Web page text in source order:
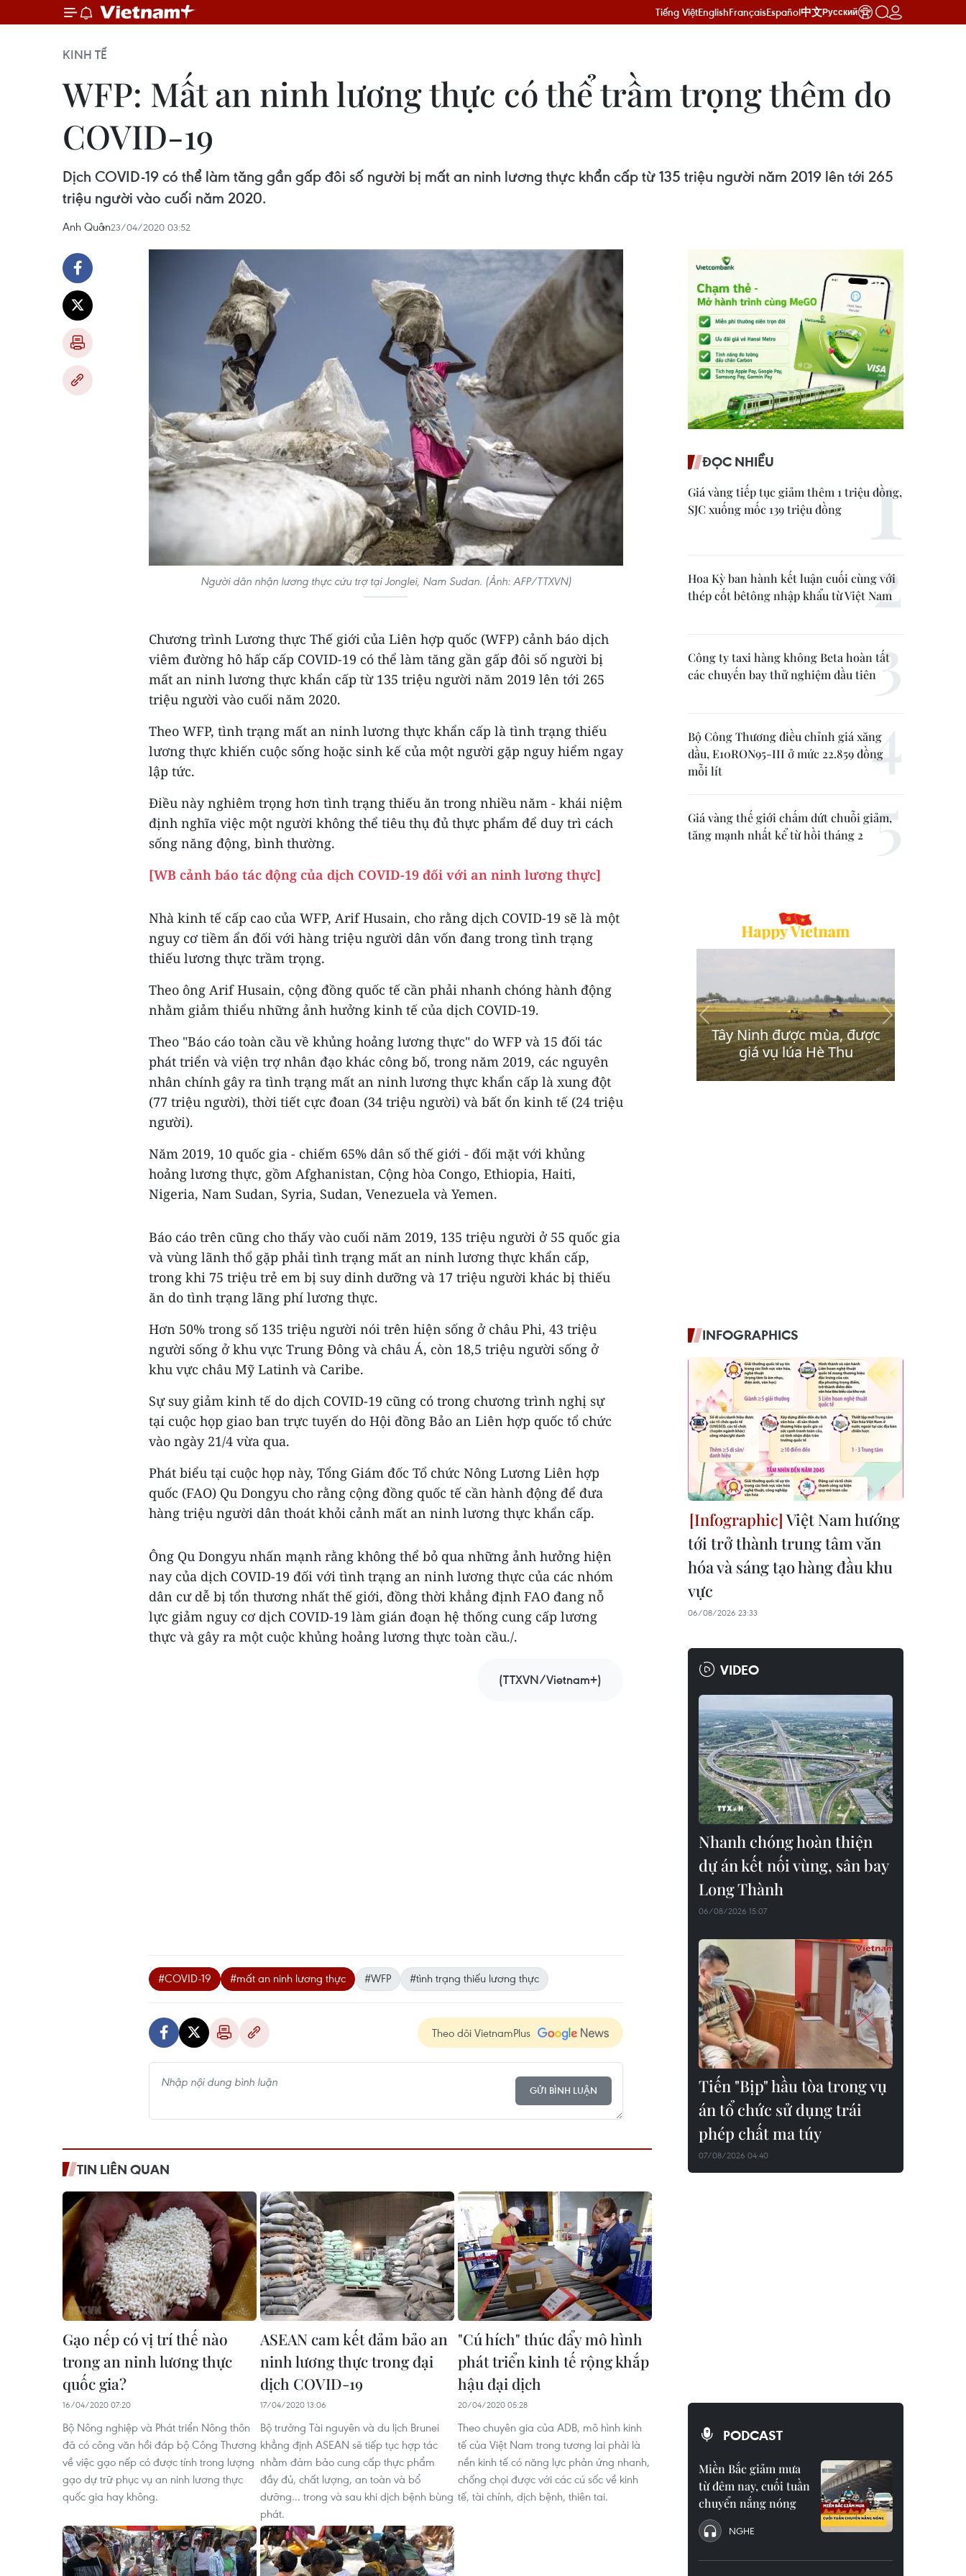
Tiếng ViệtEnglishFrançaisEspañol中文Русский
KINH TẾ
WFP: Mất an ninh lương thực có thể trầm trọng thêm do
COVID-19
Dịch COVID-19 có thể làm tăng gần gấp đôi số người bị mất an ninh lương thực khẩn cấp từ 135 triệu người năm 2019 lên tới 265
triệu người vào cuối năm 2020.
Anh Quân23/04/2020 03:52
Người dân nhận lương thực cứu trợ tại Jonglei, Nam Sudan. (Ảnh: AFP/TTXVN)
Chương trình Lương thực Thế giới của Liên hợp quốc (WFP) cảnh báo dịch
viêm đường hô hấp cấp COVID-19 có thể làm tăng gần gấp đôi số người bị
mất an ninh lương thực khẩn cấp từ 135 triệu người năm 2019 lên tới 265
triệu người vào cuối năm 2020.
Theo WFP, tình trạng mất an ninh lương thực khẩn cấp là tình trạng thiếu
lương thực khiến cuộc sống hoặc sinh kế của một người gặp nguy hiểm ngay
lập tức.
Điều này nghiêm trọng hơn tình trạng thiếu ăn trong nhiều năm - khái niệm
định nghĩa việc một người không thể tiêu thụ đủ thực phẩm để duy trì cách
sống năng động, bình thường.
[WB cảnh báo tác động của dịch COVID-19 đối với an ninh lương thực]
Nhà kinh tế cấp cao của WFP, Arif Husain, cho rằng dịch COVID-19 sẽ là một
nguy cơ tiềm ẩn đối với hàng triệu người dân vốn đang trong tình trạng
thiếu lương thực trầm trọng.
Theo ông Arif Husain, cộng đồng quốc tế cần phải nhanh chóng hành động
nhằm giảm thiểu những ảnh hưởng kinh tế của dịch COVID-19.
Theo "Báo cáo toàn cầu về khủng hoảng lương thực" do WFP và 15 đối tác
phát triển và viện trợ nhân đạo khác công bố, trong năm 2019, các nguyên
nhân chính gây ra tình trạng mất an ninh lương thực khẩn cấp là xung đột
(77 triệu người), thời tiết cực đoan (34 triệu người) và bất ổn kinh tế (24 triệu
người).
Năm 2019, 10 quốc gia - chiếm 65% dân số thế giới - đối mặt với khủng
hoảng lương thực, gồm Afghanistan, Cộng hòa Congo, Ethiopia, Haiti,
Nigeria, Nam Sudan, Syria, Sudan, Venezuela và Yemen.
Báo cáo trên cũng cho thấy vào cuối năm 2019, 135 triệu người ở 55 quốc gia
và vùng lãnh thổ gặp phải tình trạng mất an ninh lương thực khẩn cấp,
trong khi 75 triệu trẻ em bị suy dinh dưỡng và 17 triệu người khác bị thiếu
ăn do tình trạng lãng phí lương thực.
Hơn 50% trong số 135 triệu người nói trên hiện sống ở châu Phi, 43 triệu
người sống ở khu vực Trung Đông và châu Á, còn 18,5 triệu người sống ở
khu vực châu Mỹ Latinh và Caribe.
Sự suy giảm kinh tế do dịch COVID-19 cũng có trong chương trình nghị sự
tại cuộc họp giao ban trực tuyến do Hội đồng Bảo an Liên hợp quốc tổ chức
vào ngày 21/4 vừa qua.
Phát biểu tại cuộc họp này, Tổng Giám đốc Tổ chức Nông Lương Liên hợp
quốc (FAO) Qu Dongyu cho rằng cộng đồng quốc tế cần hành động để đưa
hàng triệu người dân thoát khỏi cảnh mất an ninh lương thực khẩn cấp.
Ông Qu Dongyu nhấn mạnh rằng không thể bỏ qua những ảnh hưởng hiện
nay của dịch COVID-19 đối với tình trạng an ninh lương thực của các nhóm
dân cư dễ bị tổn thương nhất thế giới, đồng thời khẳng định FAO đang nỗ
lực giảm nguy cơ dịch COVID-19 làm gián đoạn hệ thống cung cấp lương
thực và gây ra một cuộc khủng hoảng lương thực toàn cầu./.
(TTXVN/Vietnam+)
#COVID-19 #mất an ninh lương thực #WFP #tình trạng thiếu lương thực
Theo dõi VietnamPlus
GỬI BÌNH LUẬN
TIN LIÊN QUAN
Gạo nếp có vị trí thế nào
trong an ninh lương thực
quốc gia?
16/04/2020 07:20
Bộ Nông nghiệp và Phát triển Nông thôn
đã có công văn hồi đáp bộ Công Thương
về việc gạo nếp có được tính trong lượng
gạo dự trữ phục vụ an ninh lương thực
quốc gia hay không.
ASEAN cam kết đảm bảo an
ninh lương thực trong đại
dịch COVID-19
17/04/2020 13:06
Bộ trưởng Tài nguyên và du lịch Brunei
khẳng định ASEAN sẽ tiếp tục hợp tác
nhằm đảm bảo cung cấp thực phẩm
đầy đủ, chất lượng, an toàn và bổ
dưỡng... trong và sau khi dịch bệnh bùng
phát.
"Cú hích" thúc đẩy mô hình
phát triển kinh tế rộng khắp
hậu đại dịch
20/04/2020 05:28
Theo chuyên gia của ADB, mô hình kinh
tế của Việt Nam trong tương lai phải là
nền kinh tế có năng lực phản ứng nhanh,
chống chọi được với các cú sốc về kinh
tế, tài chính, dịch bệnh, thiên tai.
ĐỌC NHIỀU
Giá vàng tiếp tục giảm thêm 1 triệu đồng,
SJC xuống mốc 139 triệu đồng
Hoa Kỳ ban hành kết luận cuối cùng với
thép cốt bêtông nhập khẩu từ Việt Nam
Công ty taxi hàng không Beta hoàn tất
các chuyến bay thử nghiệm đầu tiên
Bộ Công Thương điều chỉnh giá xăng
dầu, E10RON95-III ở mức 22.859 đồng
mỗi lít
Giá vàng thế giới chấm dứt chuỗi giảm,
tăng mạnh nhất kể từ hồi tháng 2
INFOGRAPHICS
Việt Nam hướng
tới trở thành trung tâm văn
hóa và sáng tạo hàng đầu khu
vực
06/08/2026 23:33
VIDEO
Nhanh chóng hoàn thiện
dự án kết nối vùng, sân bay
Long Thành
06/08/2026 15:07
Tiến "Bịp" hầu tòa trong vụ
án tổ chức sử dụng trái
phép chất ma túy
07/08/2026 04:40
PODCAST
Miền Bắc giảm mưa
từ đêm nay, cuối tuần
chuyển nắng nóng
NGHE